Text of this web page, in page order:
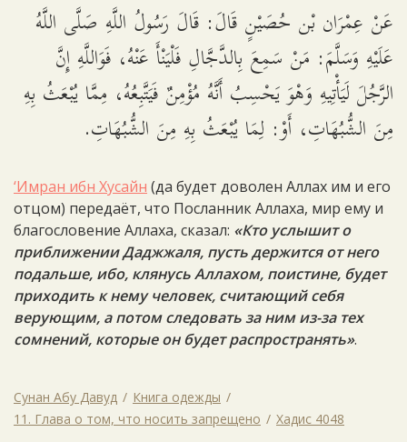
عَنْ عِمْرَان بْن حُصَيْنٍ قَالَ: قَالَ رَسُولُ اللَّهِ صَلَّى اللَّهُ
عَلَيْهِ وَسَلَّمَ: مَنْ سَمِعَ بِالدَّجَّالِ فَلْيَنْأَ عَنْهُ، فَوَاللَّهِ إِنَّ
الرَّجُلَ لَيَأْتِيهِ وَهْوَ يَحْسِبُ أَنَّهُ مُؤْمِنٌ فَيَتَّبِعُهُ، مِمَّا يُبْعَثُ بِهِ
مِنَ الشُّبُهَاتِ، أَوْ: لِمَا يُبْعَثُ بِهِ مِنَ الشُّبُهَاتِ.
‘Имран ибн Хусайн (да будет доволен Аллах им и его
отцом) передаёт, что Посланник Аллаха, мир ему и
благословение Аллаха, сказал: «Кто услышит о
приближении Даджжаля, пусть держится от него
подальше, ибо, клянусь Аллахом, поистине, будет
приходить к нему человек, считающий себя
верующим, а потом следовать за ним из-за тех
сомнений, которые он будет распространять».
Сунан Абу Давуд
Книга одежды
11. Глава о том, что носить запрещено
Хадис 4048